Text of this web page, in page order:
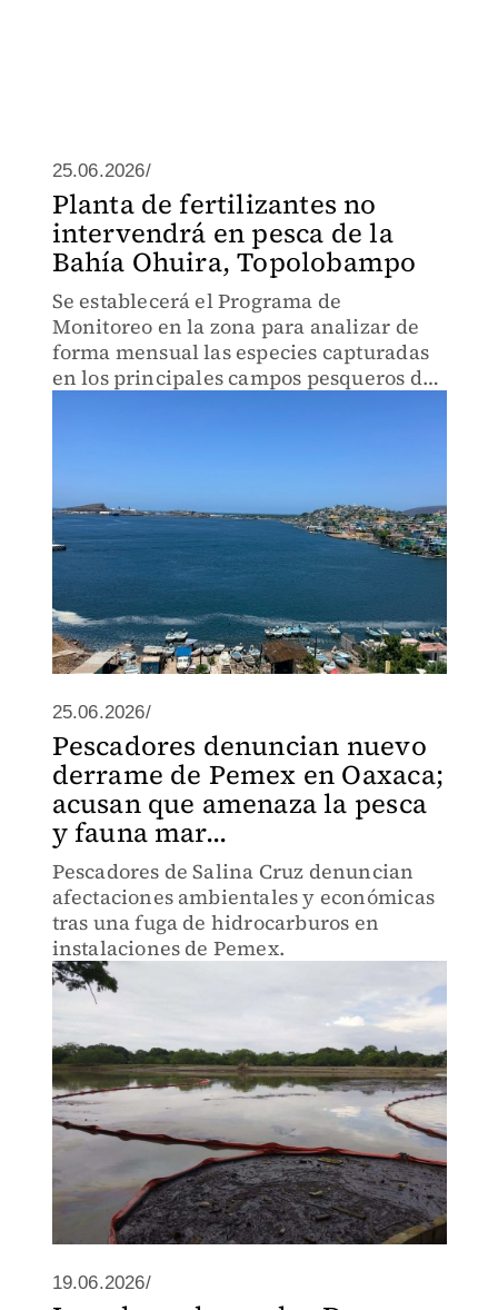
25.06.2026/
Planta de fertilizantes no
intervendrá en pesca de la
Bahía Ohuira, Topolobampo
Se establecerá el Programa de
Monitoreo en la zona para analizar de
forma mensual las especies capturadas
en los principales campos pesqueros de
25.06.2026/
Pescadores denuncian nuevo
derrame de Pemex en Oaxaca;
acusan que amenaza la pesca
y fauna mar...
Pescadores de Salina Cruz denuncian
afectaciones ambientales y económicas
tras una fuga de hidrocarburos en
instalaciones de Pemex.
19.06.2026/